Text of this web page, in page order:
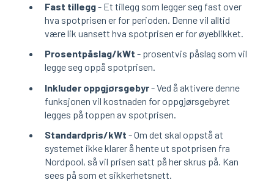
Fast tillegg- Et tillegg som legger seg fast over
hva spotprisen er for perioden. Denne vil alltid
være lik uansett hva spotprisen er for øyeblikket.
Prosentpåslag/kWt - prosentvis påslag som vil
legge seg oppå spotprisen.
Inkluder oppgjørsgebyr- Ved å aktivere denne
funksjonen vil kostnaden for oppgjørsgebyret
legges på toppen av spotprisen.
Standardpris/kWt - Om det skal oppstå at
systemet ikke klarer å hente ut spotprisen fra
Nordpool, så vil prisen satt på her skrus på. Kan
sees på som et sikkerhetsnett.